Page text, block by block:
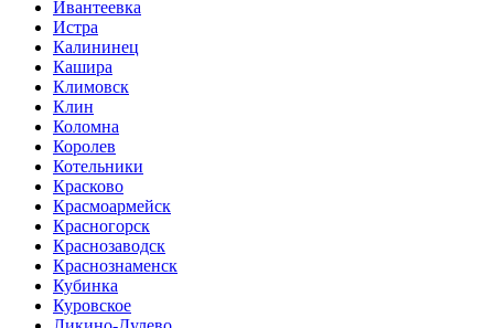
Ивантеевка
Истра
Калининец
Кашира
Климовск
Клин
Коломна
Королев
Котельники
Красково
Красмоармейск
Красногорск
Краснозаводск
Краснознаменск
Кубинка
Куровское